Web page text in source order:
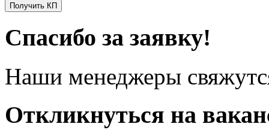
Получить КП
Спасибо за заявку!
Наши менеджеры
Откликнуться на